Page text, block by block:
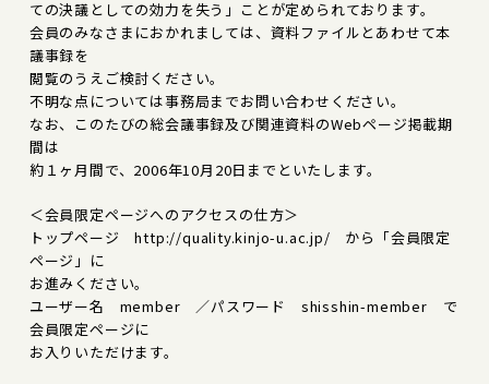
ての決議としての効力を失う」ことが定められております。
会員のみなさまにおかれましては、資料ファイルとあわせて本
議事録を
閲覧のうえご検討ください。
不明な点については事務局までお問い合わせください。
なお、このたびの総会議事録及び関連資料のWebページ掲載期
間は
約１ヶ月間で、2006年10月20日までといたします。
＜会員限定ページへのアクセスの仕方＞
トップページ http://quality.kinjo-u.ac.jp/ から「会員限定
ページ」に
お進みください。
ユーザー名 member ／パスワード shisshin-member で
会員限定ページに
お入りいただけます。